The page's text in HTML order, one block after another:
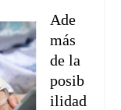
Ade
más
de la
posib
ilidad